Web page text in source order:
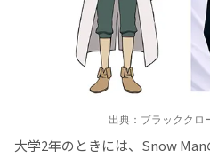
出典：ブラッククロ
大学2年のときには、Snow Man